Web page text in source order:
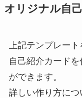
オリジナル自
上記テンプレー
自己紹介カード
ができます。
詳しい作り方に